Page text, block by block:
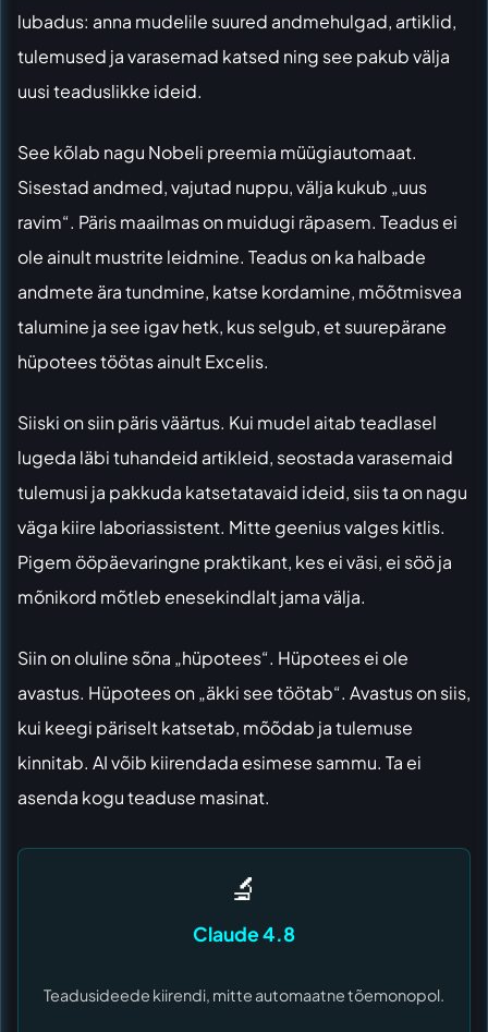
lubadus: anna mudelile suured andmehulgad, artiklid,
tulemused ja varasemad katsed ning see pakub välja
uusi teaduslikke ideid.
See kõlab nagu Nobeli preemia müügiautomaat.
Sisestad andmed, vajutad nuppu, välja kukub „uus
ravim“. Päris maailmas on muidugi räpasem. Teadus ei
ole ainult mustrite leidmine. Teadus on ka halbade
andmete ära tundmine, katse kordamine, mõõtmisvea
talumine ja see igav hetk, kus selgub, et suurepärane
hüpotees töötas ainult Excelis.
Siiski on siin päris väärtus. Kui mudel aitab teadlasel
lugeda läbi tuhandeid artikleid, seostada varasemaid
tulemusi ja pakkuda katsetatavaid ideid, siis ta on nagu
väga kiire laboriassistent. Mitte geenius valges kitlis.
Pigem ööpäevaringne praktikant, kes ei väsi, ei söö ja
mõnikord mõtleb enesekindlalt jama välja.
Siin on oluline sõna „hüpotees“. Hüpotees ei ole
avastus. Hüpotees on „äkki see töötab“. Avastus on siis,
kui keegi päriselt katsetab, mõõdab ja tulemuse
kinnitab. AI võib kiirendada esimese sammu. Ta ei
asenda kogu teaduse masinat.
🔬
Claude 4.8
Teadusideede kiirendi, mitte automaatne tõemonopol.